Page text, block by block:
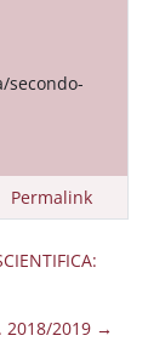
Permalink
2018/2019 →